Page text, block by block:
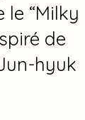
le “Milky
de
hyuk